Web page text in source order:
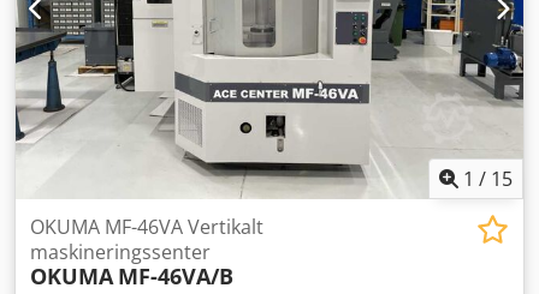
1 / 15
OKUMA MF-46VA Vertikalt
maskineringssenter
OKUMA MF-46VA/B